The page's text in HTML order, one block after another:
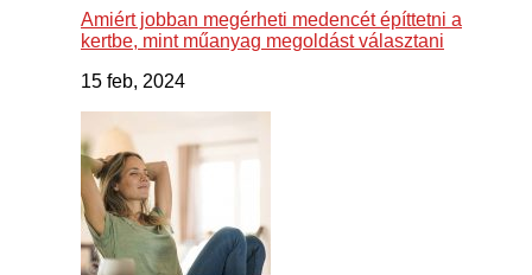
Amiért jobban megérheti medencét építtetni a
kertbe, mint műanyag megoldást választani
15 feb, 2024